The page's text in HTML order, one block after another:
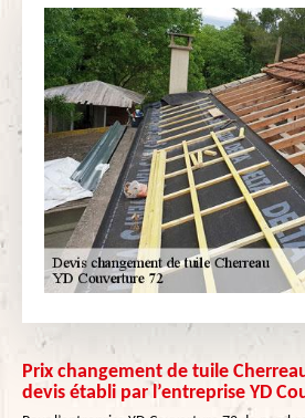
Prix changement de tuile
devis établi par l’entreprise YD